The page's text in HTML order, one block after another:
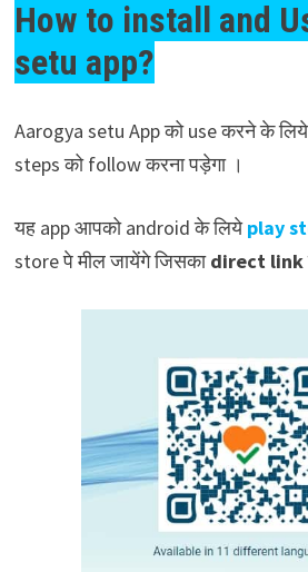
How to install and
setu app?
Aarogya setu App को use करने के
steps को follow करना पड़ेगा ।
यह app आपको android के लियेplay
store पे मील जायेंगे जिसकाdirect link